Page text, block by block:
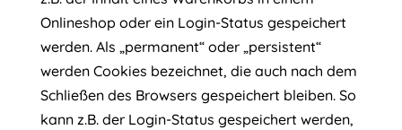
Onlineshop oder ein Login-Status gespeichert
werden. Als „permanent“ oder „persistent“
werden Cookies bezeichnet, die auch nach dem
Schließen des Browsers gespeichert bleiben. So
kann z.B. der Login-Status gespeichert werden,